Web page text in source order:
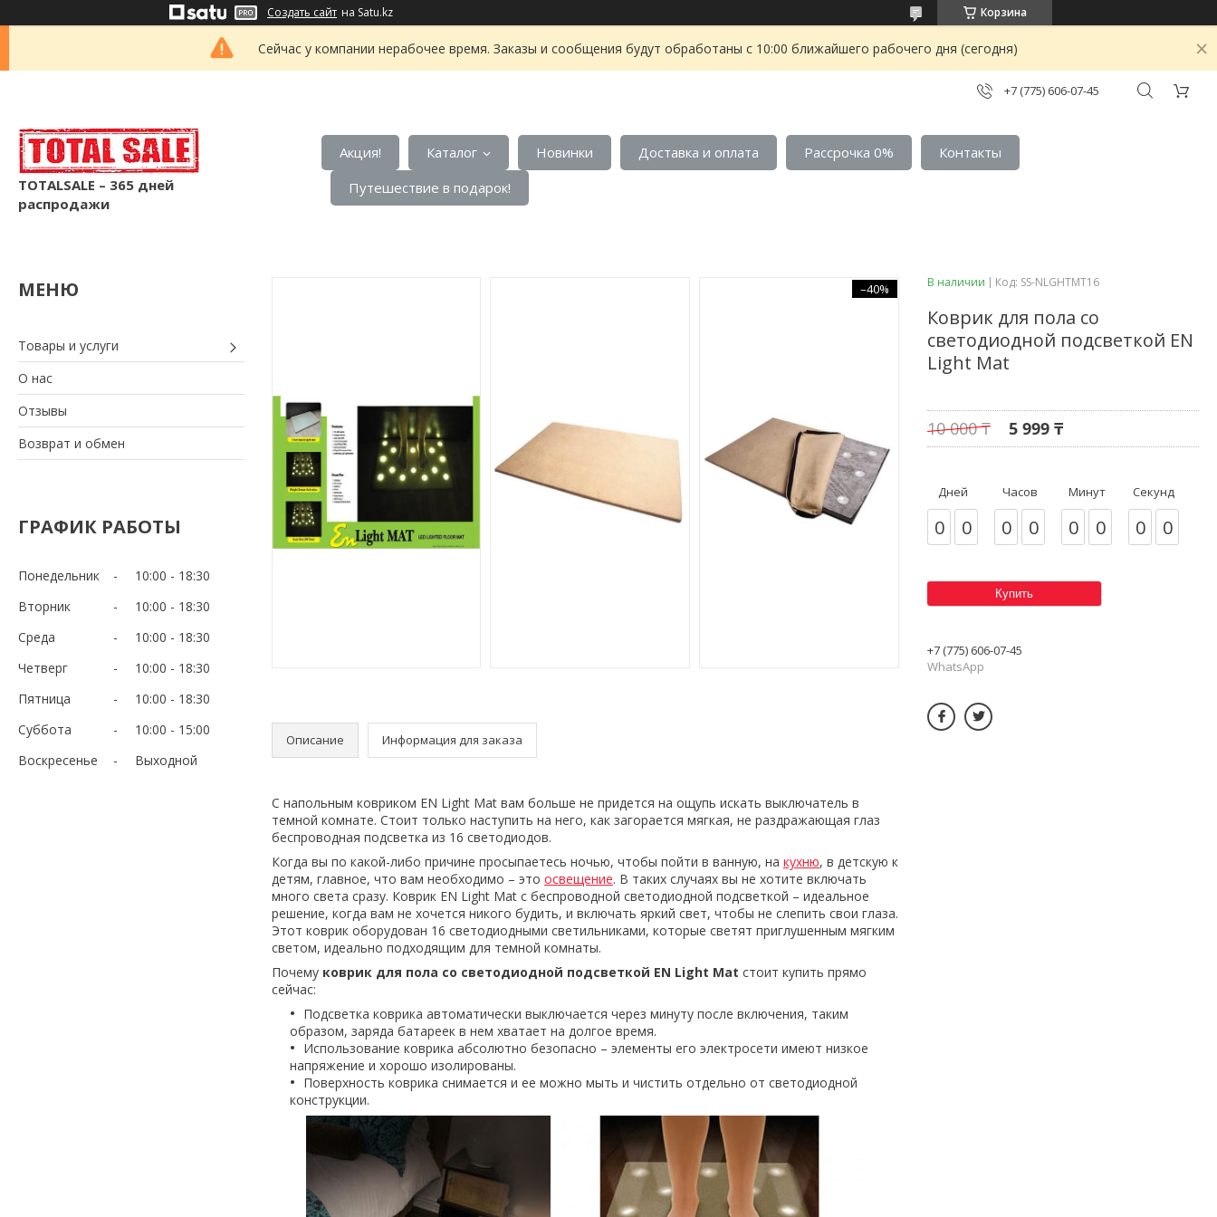
Создать сайт на Satu.kz Корзина
Сейчас у компании нерабочее время. Заказы и сообщения будут обработаны с 10:00 ближайшего рабочего дня (сегодня)
+7 (775) 606-07-45
TOTALSALE – 365 дней
распродажи
Акция! Каталог Новинки Доставка и оплата Рассрочка 0%
Контакты
Путешествие в подарок!
Товары и услуги
О нас
Отзывы
Возврат и обмен
ГРАФИК РАБОТЫ
Понедельник 10:00
18:30
Вторник
10:00
18:30
Среда
10:00
18:30
Четверг
10:00
18:30
Пятница
10:00
18:30
Суббота
10:00
15:00
Воскресенье
Выходной
–40%
Описание Информация для заказа
С напольным ковриком EN Light Mat вам больше не придется на ощупь искать выключатель в
темной комнате. Стоит только наступить на него, как загорается мягкая, не раздражающая глаз
беспроводная подсветка из 16 светодиодов.
Когда вы по какой-либо причине просыпаетесь ночью, чтобы пойти в ванную, на кухню, в детскую к
детям, главное, что вам необходимо – это освещение. В таких случаях вы не хотите включать
много света сразу. Коврик EN Light Mat с беспроводной светодиодной подсветкой – идеальное
решение, когда вам не хочется никого будить, и включать яркий свет, чтобы не слепить свои глаза.
Этот коврик оборудован 16 светодиодными светильниками, которые светят приглушенным мягким
светом, идеально подходящим для темной комнаты.
Почему коврик для пола со светодиодной подсветкой EN Light Mat стоит купить прямо
сейчас:
Подсветка коврика автоматически выключается через минуту после включения, таким
образом, заряда батареек в нем хватает на долгое время.
Использование коврика абсолютно безопасно – элементы его электросети имеют низкое
напряжение и хорошо изолированы.
Поверхность коврика снимается и ее можно мыть и чистить отдельно от светодиодной
конструкции.
В наличии Код: SS-NLGHTMT16
Коврик для пола со
светодиодной подсветкой EN
Light Mat
10 000 ₸ 5 999 ₸
Дней
0 0
Часов
0 0
Минут
0 0
Секунд
0 0
Купить
+7 (775) 606-07-45
WhatsApp